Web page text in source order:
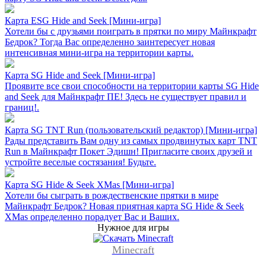
Карта ESG Hide and Seek [Mини-игра]
Хотели бы с друзьями поиграть в прятки по миру Майнкрафт
Бедрок? Тогда Вас определенно заинтересует новая
интенсивная мини-игра на территории карты.
Карта SG Hide and Seek [Mини-игра]
Проявите все свои способности на территории карты SG Hide
and Seek для Майнкрафт ПЕ! Здесь не существует правил и
границ!.
Карта SG TNT Run (пользовательский редактор) [Mини-игра]
Рады представить Вам одну из самых продвинутых карт TNT
Run в Майнкрафт Покет Эдишн! Пригласите своих друзей и
устройте веселые состязания! Будьте.
Карта SG Hide & Seek XMas [Мини-игра]
Хотели бы сыграть в рождественские прятки в мире
Майнкрафт Бедрок? Новая приятная карта SG Hide & Seek
XMas определенно порадует Вас и Ваших.
Нужное для игры
Minecraft